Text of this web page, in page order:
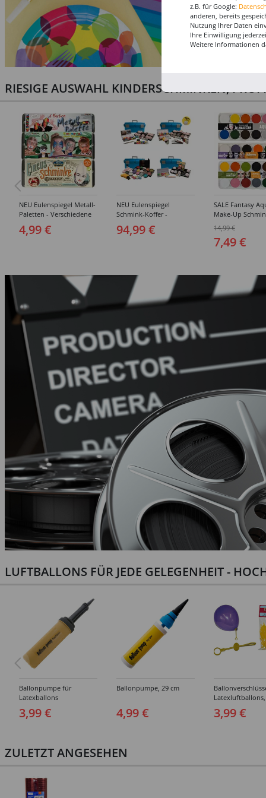
RIESIGE AUSWAHL KINDERSCHMINKEN,
NEU Eulenspiegel Metall-
Paletten - Verschiedene
4,99 €
NEU Eulenspiegel
Schmink-Koffer -
Ausführungen
94,99 €
SALE Fantasy
Make-Up
Paletten -
Ausführungen
14,99 €
7,49 €
LUFTBALLONS FÜR JEDE GELEGENHEIT -
Ballonpumpe für
Latexballons
3,99 €
Ballonpumpe, 29 cm
4,99 €
Stück
3,99 €
ZULETZT ANGESEHEN
z.B. für Google:
anderen, bereits
Nutzung Ihrer Daten
Ihre Einwilligung
Weitere Informationen